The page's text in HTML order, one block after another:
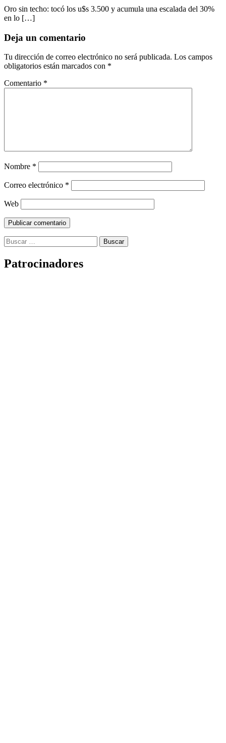
Oro sin techo: tocó los u$s 3.500 y acumula una escalada del 30%
en lo […]
Deja un comentario
Tu dirección de correo electrónico no será publicada. Los campos
obligatorios están marcados con *
Comentario *
Nombre *
Correo electrónico *
Web
Buscar:
Patrocinadores